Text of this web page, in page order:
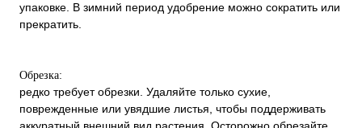
упаковке. В зимний период удобрение можно сократить или
прекратить.
Обрезка:
редко требует обрезки. Удаляйте только сухие,
поврежденные или увядшие листья, чтобы поддерживать
аккуратный внешний вид растения. Осторожно обрезайте